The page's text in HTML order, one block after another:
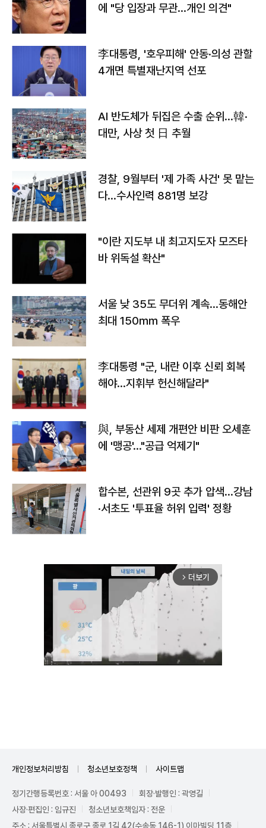
에 "당 입장과 무관…개인 의견"
李대통령, '호우피해' 안동·의성 관할
4개면 특별재난지역 선포
AI 반도체가 뒤집은 수출 순위…韓·
대만, 사상 첫 日 추월
경찰, 9월부터 '제 가족 사건' 못 맡는
다…수사인력 881명 보강
"이란 지도부 내 최고지도자 모즈타
바 위독설 확산"
서울 낮 35도 무더위 계속…동해안
최대 150㎜ 폭우
李대통령 "군, 내란 이후 신뢰 회복
해야…지휘부 헌신해달라"
與, 부동산 세제 개편안 비판 오세훈
에 '맹공'…"공급 억제기"
합수본, 선관위 9곳 추가 압색…강남
·서초도 '투표율 허위 입력' 정황
arrow_forward_ios 더보기
개인정보처리방침 청소년보호정책 사이트맵
정기간행등록번호 : 서울 아 00493
회장·발행인 : 곽영길
사장·편집인 : 임규진
청소년보호책임자 : 전운
주소 : 서울특별시 종로구 종로 1길 42(수송동 146-1) 이마빌딩 11층